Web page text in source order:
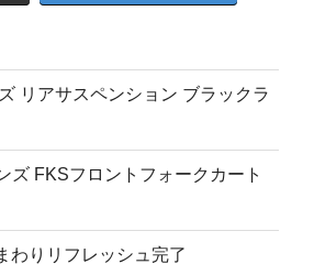
リアサスペンション ブラックラ
ズ FKSフロントフォークカート
わりリフレッシュ完了